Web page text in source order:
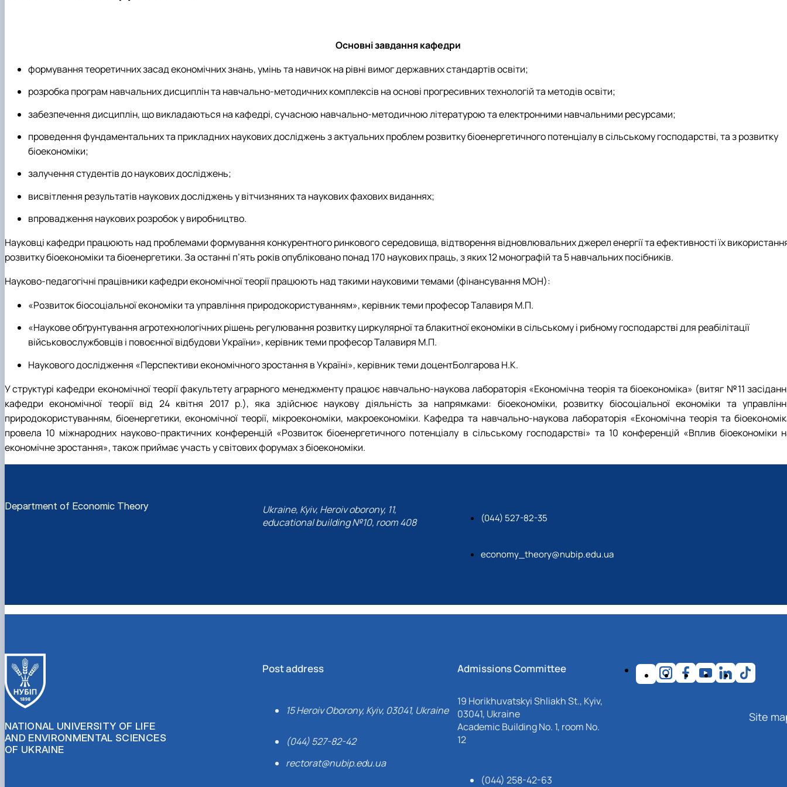
Основні завдання кафедри
формування теоретичних засад економічних знань, умінь та навичок на рівні вимог державних стандартів освіти;
розробка програм навчальних дисциплін та навчально-методичних комплексів на основі прогресивних технологій та методів освіти;
забезпечення дисциплін, що викладаються на кафедрі, сучасною навчально-методичною літературою та електронними навчальними ресурсами;
проведення фундаментальних та прикладних наукових досліджень з актуальних проблем розвитку біоенергетичного потенціалу в сільському господарстві, та з розвитку
біоекономіки;
залучення студентів до наукових досліджень;
висвітлення результатів наукових досліджень у вітчизняних та наукових фахових виданнях;
впровадження наукових розробок у виробництво.
Науковці кафедри працюють над проблемами формування конкурентного ринкового середовища, відтворення відновлювальних джерел енергії та ефективності їх
розвитку біоекономіки та біоенергетики. За останні п’ять років опубліковано понад 170 наукових праць, з яких 12 монографій та 5 навчальних посібників.
Науково-педагогічні працівники кафедри економічної теорії працюють над такими науковими темами (фінансування МОН):
«Розвиток біосоціальної економіки та управління природокористуванням», керівник теми професор Талавиря М.П.
«Наукове обґрунтування агротехнологічних рішень регулювання розвитку циркулярної та блакитної економіки в сільському і рибному господарстві для реабілітації
військовослужбовців і повоєнної відбудови України», керівник теми професор Талавиря М.П.
Наукового дослідження «Перспективи економічного зростання в Україні», керівник теми доцентБолгарова Н.К.
У структурі кафедри економічної теорії факультету аграрного менеджменту працює навчально-наукова лабораторія «Економічна теорія та біоекономіка» (витяг №11
кафедри економічної теорії від 24 квітня 2017 р.), яка здійснює наукову діяльність за напрямками: біоекономіки, розвитку біосоціальної економіки та
природокористуванням, біоенергетики, економічної теорії, мікроекономіки, макроекономіки. Кафедра та навчально-наукова лабораторія «Економічна теорія та
провела 10 міжнародних науково-практичних конференцій «Розвиток біоенергетичного потенціалу в сільському господарстві» та 10 конференцій «Вплив біоекономіки
економічне зростання», також приймає участь у світових форумах з біоекономіки.
Department of Economic Theory
Ukraine, Kyiv, Heroiv oborony, 11,
educational building №10, room 408
(044) 527-82-35
economy_theory@nubip.edu.ua
NATIONAL UNIVERSITY OF LIFE
AND ENVIRONMENTAL SCIENCES
OF UKRAINE
Post address
15 Heroiv Oborony, Kyiv, 03041, Ukraine
(044) 527-82-42
rectorat@nubip.edu.ua
Admissions Committee
19 Horikhuvatskyi Shliakh St., Kyiv,
03041, Ukraine
Academic Building No. 1, room No.
12
(044) 258-42-63
Site